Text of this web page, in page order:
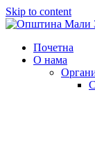
Skip to content
Почетна
О нама